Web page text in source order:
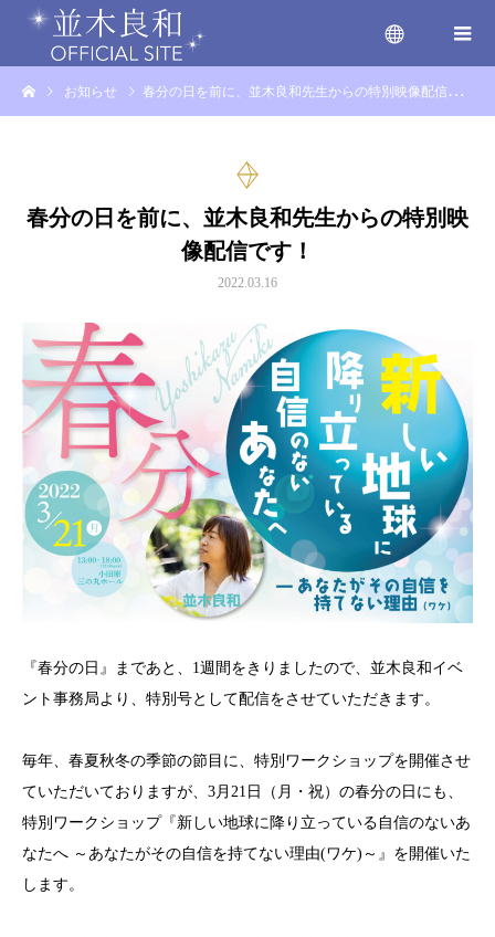
menu
お知らせ 春分の日を前に、並木良和先生からの特別映像配信です！
春分の日を前に、並木良和先生からの特別映
像配信です！
2022.03.16
『春分の日』まであと、1週間をきりましたので、並木良和イベ
ント事務局より、特別号として配信をさせていただきます。
毎年、春夏秋冬の季節の節目に、特別ワークショップを開催させ
ていただいておりますが、3月21日（月・祝）の春分の日にも、
特別ワークショップ『新しい地球に降り立っている自信のないあ
なたへ ～あなたがその自信を持てない理由(ワケ)～』を開催いた
します。